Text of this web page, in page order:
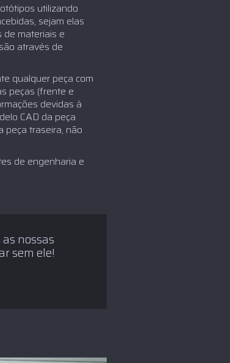
utilizando
sejam elas
de materiais e
através de
qualquer peça com
peças (frente e
devidas à
CAD da peça
peça traseira, não
de engenharia e
nossas
sem ele!